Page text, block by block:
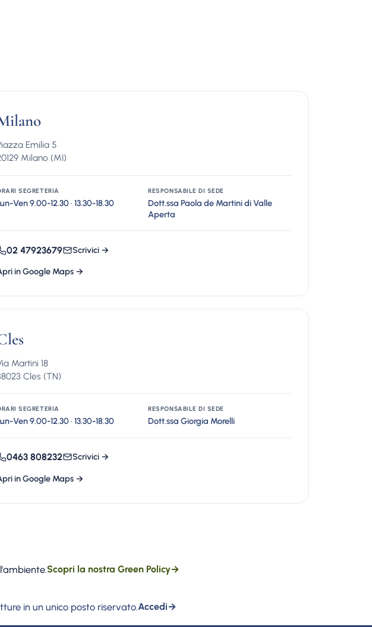
Emilia 5
Milano (MI)
SEGRETERIA
Ven 9.00-12.30 · 13.30-18.30
RESPONSABILE DI SEDE
Dott.ssa Paola de Martini di Valle
Aperta
02 47923679 Scrivici →
in Google Maps →
Martini 18
Cles (TN)
SEGRETERIA
Ven 9.00-12.30 · 13.30-18.30
RESPONSABILE DI SEDE
Dott.ssa Giorgia Morelli
0463 808232 Scrivici →
in Google Maps →
Scopri la nostra Green Policy→
in un unico posto riservato.Accedi→